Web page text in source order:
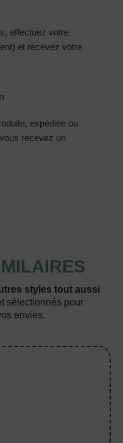
effectuez votre
et recevez votre
expédiée ou
recevez un
styles tout aussi
sélectionnés pour
envies.